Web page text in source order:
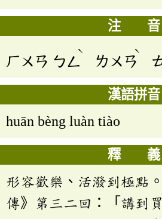
注 音
ㄏㄨㄢ ㄅㄥ
ˋ
ㄌㄨㄢ
ˋ
漢語拼音
huān bèng luàn tiào
釋 義
形容歡樂、活潑到極點
傳》第三二回：「講到